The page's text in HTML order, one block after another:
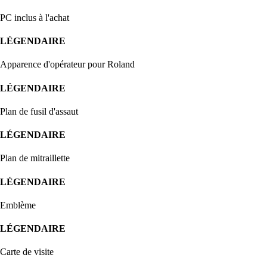
PC inclus à l'achat
LÉGENDAIRE
Apparence d'opérateur pour Roland
LÉGENDAIRE
Plan de fusil d'assaut
LÉGENDAIRE
Plan de mitraillette
LÉGENDAIRE
Emblème
LÉGENDAIRE
Carte de visite